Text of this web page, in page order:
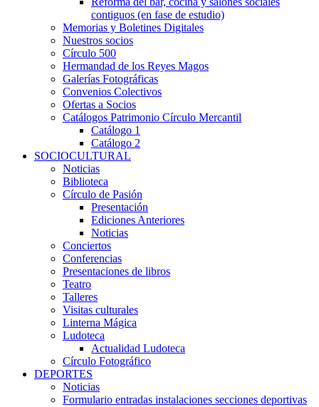
contiguos (en fase de estudio)
Memorias y Boletines Digitales
Nuestros socios
Círculo 500
Hermandad de los Reyes Magos
Galerías Fotográficas
Convenios Colectivos
Ofertas a Socios
Catálogos Patrimonio Círculo Mercantil
Catálogo 1
Catálogo 2
SOCIOCULTURAL
Noticias
Biblioteca
Círculo de Pasión
Presentación
Ediciones Anteriores
Noticias
Conciertos
Conferencias
Presentaciones de libros
Teatro
Talleres
Visitas culturales
Linterna Mágica
Ludoteca
Actualidad Ludoteca
Círculo Fotográfico
DEPORTES
Noticias
Formulario entradas instalaciones secciones deportivas